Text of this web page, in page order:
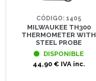
CÓDIGO: 1405
MILWAUKEE TH300
THERMOMETER WITH
STEEL PROBE
DISPONIBLE
44,90 € IVA inc.